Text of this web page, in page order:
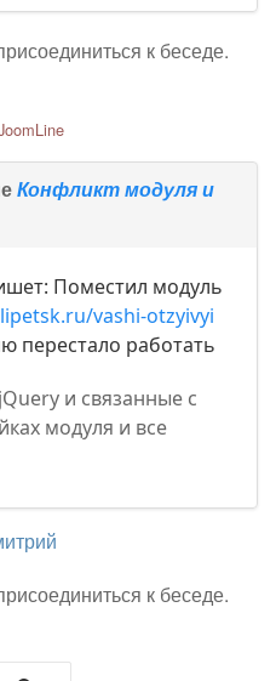
к беседе.
Конфликт модуля и
Поместил модуль
vashi-otzyivyi
перестало работать
и связанные с
модуля и все
к беседе.